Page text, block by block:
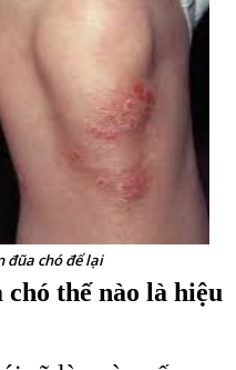
đũa chó để lại
thế nào là hiệu